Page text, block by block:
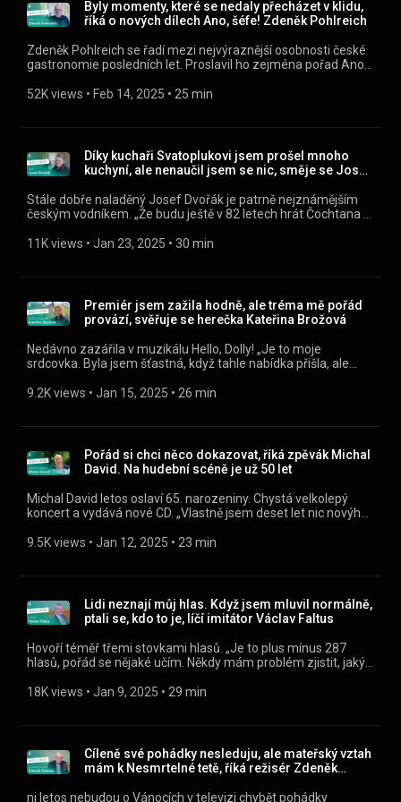
https://www.facebook.com/ceskyrozhlasregion
Byly momenty, které se nedaly přecházet v klidu,
říká o nových dílech Ano, šéfe! Zdeněk Pohlreich
Zdeněk Pohlreich se řadí mezi nejvýraznější osobnosti české
gastronomie posledních let. Proslavil ho zejména pořad Ano,
obrazovky. „Už točíme, máme skoro celou sérii. Natáčíme
ringu nevrátil. Ale už jsem pán v letech, tak jsem asi mírnější,
ale byly momenty, které se nedaly přecházet v klidu.“
Poslouchejte Alex a host jako podcast v mobilní aplikaci
mujRozhlas https://rozhl.as/mujRozhlasAplikace • Alex a
host na mujRozhlas.cz https://www.mujrozhlas.cz/alex-host
» Sledujte nás na Facebooku:
https://www.facebook.com/ceskyrozhlasregion
52K views • Feb 14, 2025 • 25 min
Díky kuchaři Svatoplukovi jsem prošel mnoho
kuchyní, ale nenaučil jsem se nic, směje se Josef
Stále dobře naladěný Josef Dvořák je patrně nejznámějším
českým vodníkem. „Že budu ještě v 82 letech hrát Čochtana v
v pořadu Alex a host. Velké role měl také v seriálech
Poslouchejte Alex a host jako podcast v mobilní aplikaci
mujRozhlas https://rozhl.as/mujRozhlasAplikace • Alex a
host na mujRozhlas.cz https://www.mujrozhlas.cz/alex-host
» Sledujte nás na Facebooku:
https://www.facebook.com/ceskyrozhlasregion
11K views • Jan 23, 2025 • 30 min
Premiér jsem zažila hodně, ale tréma mě pořád
provází, svěřuje se herečka Kateřina Brožová
Nedávno zazářila v muzikálu Hello, Dolly! „Je to moje
srdcovka. Byla jsem šťastná, když tahle nabídka přišla, ale
pořadu Alex a host. Poslouchejte Alex a host jako podcast v
Sledujte nás na Facebooku:
https://www.facebook.com/ceskyrozhlasregion
9.2K views • Jan 15, 2025 • 26 min
Pořád si chci něco dokazovat, říká zpěvák Michal
David. Na hudební scéně je už 50 let
Michal David letos oslaví 65. narozeniny. Chystá velkolepý
koncert a vydává nové CD. „Vlastně jsem deset let nic novýho
Poslouchejte Alex a host jako podcast v mobilní aplikaci
https://www.facebook.com/ceskyrozhlasregion
9.5K views • Jan 12, 2025 • 23 min
Lidi neznají můj hlas. Když jsem mluvil normálně,
ptali se, kdo to je, líčí imitátor Václav Faltus
Hovoří téměř třemi stovkami hlasů. „Je to plus mínus 287
hlasů, pořád se nějaké učím. Někdy mám problém zjistit, jaký
a host. Na rozhovor přijel vlakem. „Mám to rád, tam se snadno
Rád vyhledávám tyhle situace, já na to vyloženě čekám. Lidé
se zasmějí. Při dnešním shonu je to takový zklidnění. A to mě
děsně baví.“ Poslouchejte Alex a host jako podcast v mobilní
aplikaci mujRozhlas https://rozhl.as/mujRozhlasAplikace •
18K views • Jan 9, 2025 • 29 min
Cíleně své pohádky nesleduju, ale mateřský vztah
mám k Nesmrtelné tetě, říká režisér Zdeněk
ni letos nebudou o Vánocích v televizi chybět pohádky